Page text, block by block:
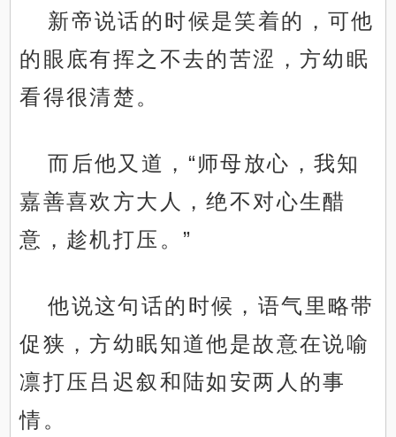
新帝说话的时候是笑着的，可他
的眼底有挥之不去的苦涩，方幼眠
看得很清楚。
而后他又道，“师母放心，我知
嘉善喜欢方大人，绝不对心生醋
意，趁机打压。”
他说这句话的时候，语气里略带
促狭，方幼眠知道他是故意在说喻
凛打压吕迟叙和陆如安两人的事
情。